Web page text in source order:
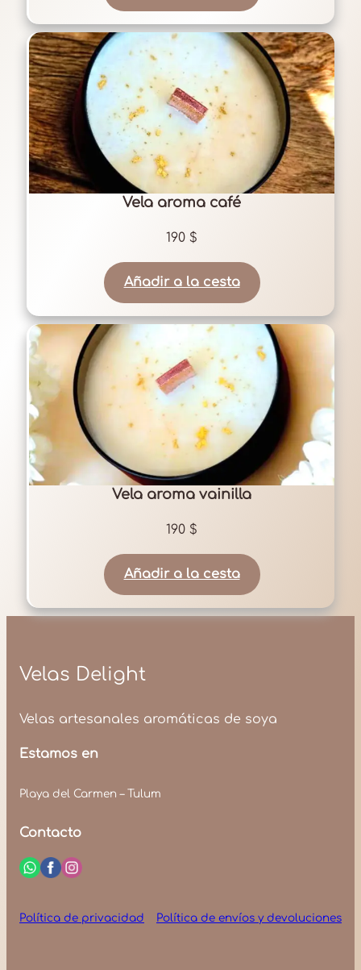
Vela aroma café
190 $
Añadir a la cesta
Vela aroma vainilla
190 $
Añadir a la cesta
Velas Delight
Velas artesanales aromáticas de soya
Estamos en
Playa del Carmen – Tulum
Contacto
Política de privacidad Política de envíos y devoluciones